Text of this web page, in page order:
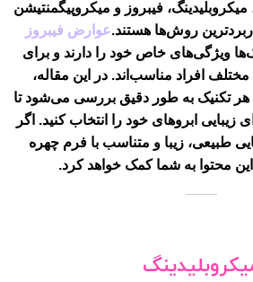
میکروبلیدینگ، فیبروز و میکروپیگمنتیشن
روش‌ها هستند.عوارض فیبروز
ویژگی‌های خاص خود را دارند و برای
افراد مناسب‌اند. در این مقاله،
هر تکنیک به طور دقیق بررسی می‌شود تا
ابروهای خود را انتخاب کنید. اگر
طبیعی، زیبا و متناسب با فرم چهره
محتوا به شما کمک خواهد کرد.